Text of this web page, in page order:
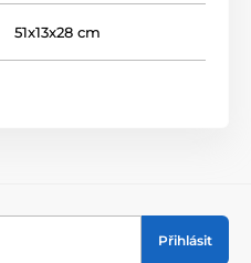
51x13x28 cm
Přihlásit